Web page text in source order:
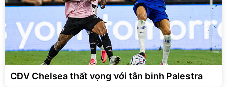
CĐV Chelsea thất vọng với tân binh Palestra